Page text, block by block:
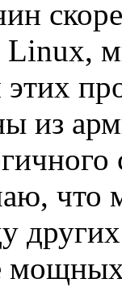
Linux,
из
что